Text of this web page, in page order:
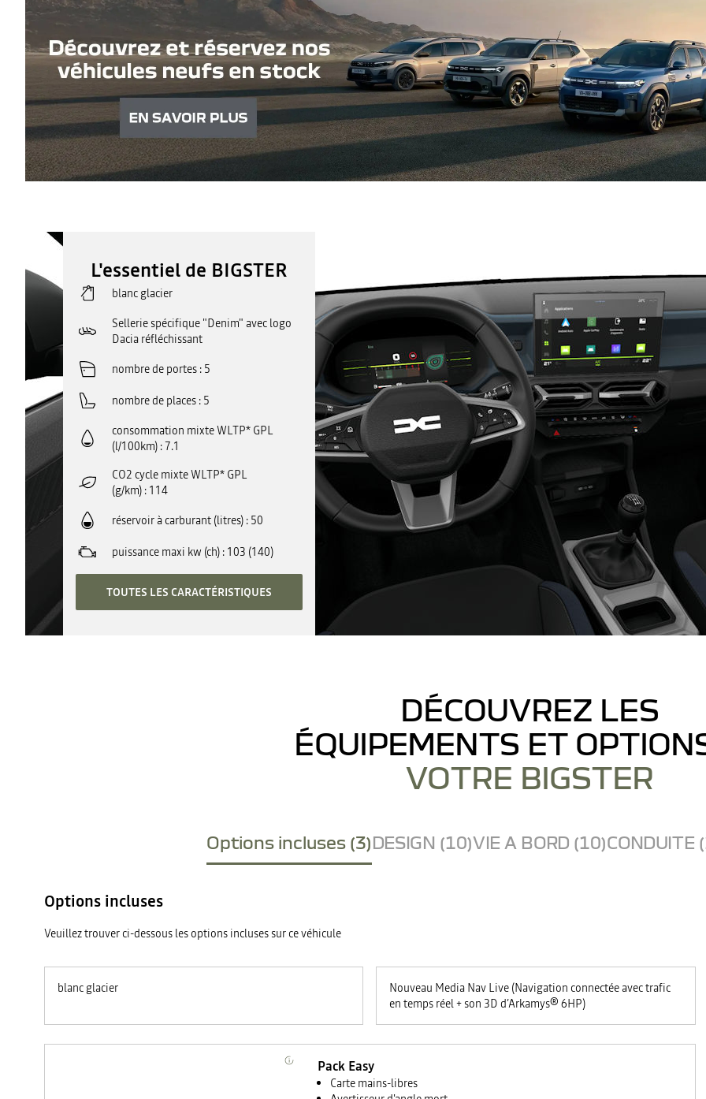
L'essentiel de BIGSTER
blanc glacier
Sellerie spécifique "Denim" avec logo
Dacia réfléchissant
nombre de portes 5
nombre de places 5
consommation mixte WLTP* GPL
(l/100km) 7.1
CO2 cycle mixte WLTP* GPL
(g/km) 114
réservoir à carburant (litres) 50
puissance maxi kw (ch) 103 (140)
TOUTES LES CARACTÉRISTIQUES
DÉCOUVREZ LES
ÉQUIPEMENTS ET
VOTRE BIGSTER
Options incluses (3)DESIGN (10)VIE A BORD (10)CONDUITE
Options incluses
Veuillez trouver ci-dessous les options incluses sur ce véhicule
blanc glacier
Nouveau Media Nav Live (Navigation connectée avec trafic
en temps réel + son 3D d’Arkamys® 6HP)
Pack Easy
Carte mains-libres